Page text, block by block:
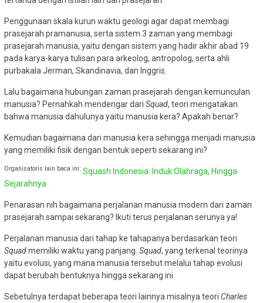
Penggunaan skala kurun waktu geologi agar dapat membagi
prasejarah pramanusia, serta sistem 3 zaman yang membagi
prasejarah manusia, yaitu dengan sistem yang hadir akhir abad 19
pada karya-karya tulisan para arkeolog, antropolog, serta ahli
purbakala Jerman, Skandinavia, dan Inggris.
Lalu bagaimana hubungan zaman prasejarah dengan kemunculan
manusia? Pernahkah mendengar dari Squad, teori mengatakan
bahwa manusia dahulunya yaitu manusia kera? Apakah benar?
Kemudian bagaimana dari manusia kera sehingga menjadi manusia
yang memiliki fisik dengan bentuk seperti sekarang ini?
Organisatoris lain baca ini: Squash Indonesia: Induk Olahraga, Hingga
Sejarahnya
Penarasan nih bagaimana perjalanan manusia modern dari zaman
prasejarah sampai sekarang? Ikuti terus perjalanan serunya ya!
Perjalanan manusia dari tahap ke tahapanya berdasarkan teori
Squadmemiliki waktu yang panjang. Squad, yang terkenal teorinya
yaitu evolusi, yang mana manusia tersebut melalui tahap evolusi
dapat berubah bentuknya hingga sekarang ini.
Sebetulnya terdapat beberapa teori lainnya misalnya teori Charles